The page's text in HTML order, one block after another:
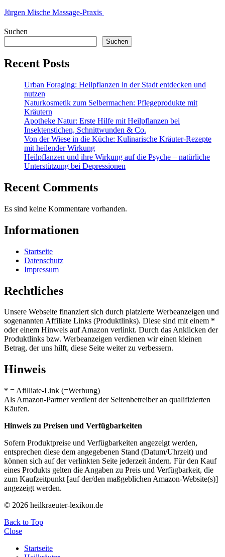
Jürgen Mische Massage-Praxis
Suchen
Suchen
Recent Posts
Urban Foraging: Heilpflanzen in der Stadt entdecken und
nutzen
Naturkosmetik zum Selbermachen: Pflegeprodukte mit
Kräutern
Apotheke Natur: Erste Hilfe mit Heilpflanzen bei
Insektenstichen, Schnittwunden & Co.
Von der Wiese in die Küche: Kulinarische Kräuter-Rezepte
mit heilender Wirkung
Heilpflanzen und ihre Wirkung auf die Psyche – natürliche
Unterstützung bei Depressionen
Recent Comments
Es sind keine Kommentare vorhanden.
Informationen
Startseite
Datenschutz
Impressum
Rechtliches
Unsere Webseite finanziert sich durch platzierte Werbeanzeigen und
sogenannten Affiliate Links (Produktlinks). Diese sind mit einem *
oder einem Hinweis auf Amazon verlinkt. Durch das Anklicken der
Produktlinks bzw. Werbeanzeigen verdienen wir einen kleinen
Betrag, der uns hilft, diese Seite weiter zu verbessern.
Hinweis
* = Afilliate-Link (=Werbung)
Als Amazon-Partner verdient der Seitenbetreiber an qualifizierten
Käufen.
Hinweis zu Preisen und Verfügbarkeiten
Sofern Produktpreise und Verfügbarkeiten angezeigt werden,
entsprechen diese dem angegebenen Stand (Datum/Uhrzeit) und
können sich auf der verlinkten Seite jederzeit ändern. Für den Kauf
eines Produkts gelten die Angaben zu Preis und Verfügbarkeit, die
zum Kaufzeitpunkt [auf der/den maßgeblichen Amazon-Website(s)]
angezeigt werden.
© 2026 heilkraeuter-lexikon.de
Back to Top
Close
Startseite